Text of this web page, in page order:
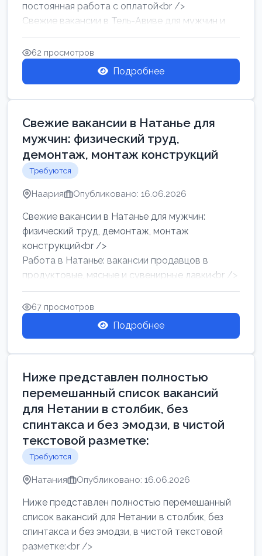
постоянная работа с оплатой<br />
Свежие вакансии в Тель-Авиве для мужчин и
женщин от хозя...
62 просмотров
Подробнее
Свежие вакансии в Натанье для
мужчин: физический труд,
демонтаж, монтаж конструкций
Требуются
Наария Опубликовано: 16.06.2026
Свежие вакансии в Натанье для мужчин:
физический труд, демонтаж, монтаж
конструкций<br />
Работа в Натанье: вакансии продавцов в
продуктовые, мясные и сувенирные лавки<br />
Разнорабочий на сборку м...
67 просмотров
Подробнее
Ниже представлен полностью
перемешанный список вакансий
для Нетании в столбик, без
спинтакса и без эмодзи, в чистой
текстовой разметке:
Требуются
Натания Опубликовано: 16.06.2026
Ниже представлен полностью перемешанный
список вакансий для Нетании в столбик, без
спинтакса и без эмодзи, в чистой текстовой
разметке:<br />